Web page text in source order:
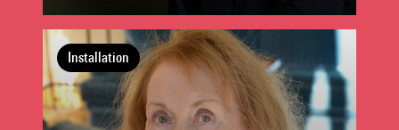
Installation